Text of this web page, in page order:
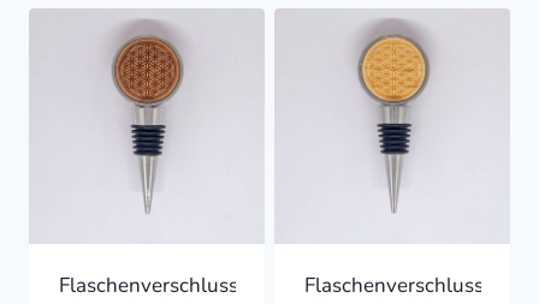
Flaschenverschluss
Flaschenverschluss